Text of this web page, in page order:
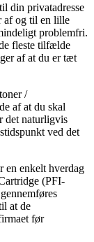
din privatadresse
af og til en lille
problemfri.
fleste tilfælde
af at du er tæt
/
af at du skal
det naturligvis
ved det
en enkelt hverdag
(PFI-
at de
før